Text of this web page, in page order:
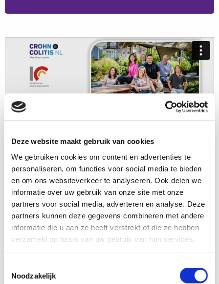
Deze website maakt gebruik van cookies
We gebruiken cookies om content en advertenties te
personaliseren, om functies voor social media te bieden
en om ons websiteverkeer te analyseren. Ook delen we
informatie over uw gebruik van onze site met onze
partners voor social media, adverteren en analyse. Deze
partners kunnen deze gegevens combineren met andere
informatie die u aan ze heeft verstrekt of die ze hebben
verzameld op basis van uw gebruik van hun services.
Noodzakelijk
Delen op social media:
Read Virtuele IBD-dag 1 2022 class="prev-link">
03-
Read Sociale en emotionele problemen bij kinderen met IBD class="next-link">